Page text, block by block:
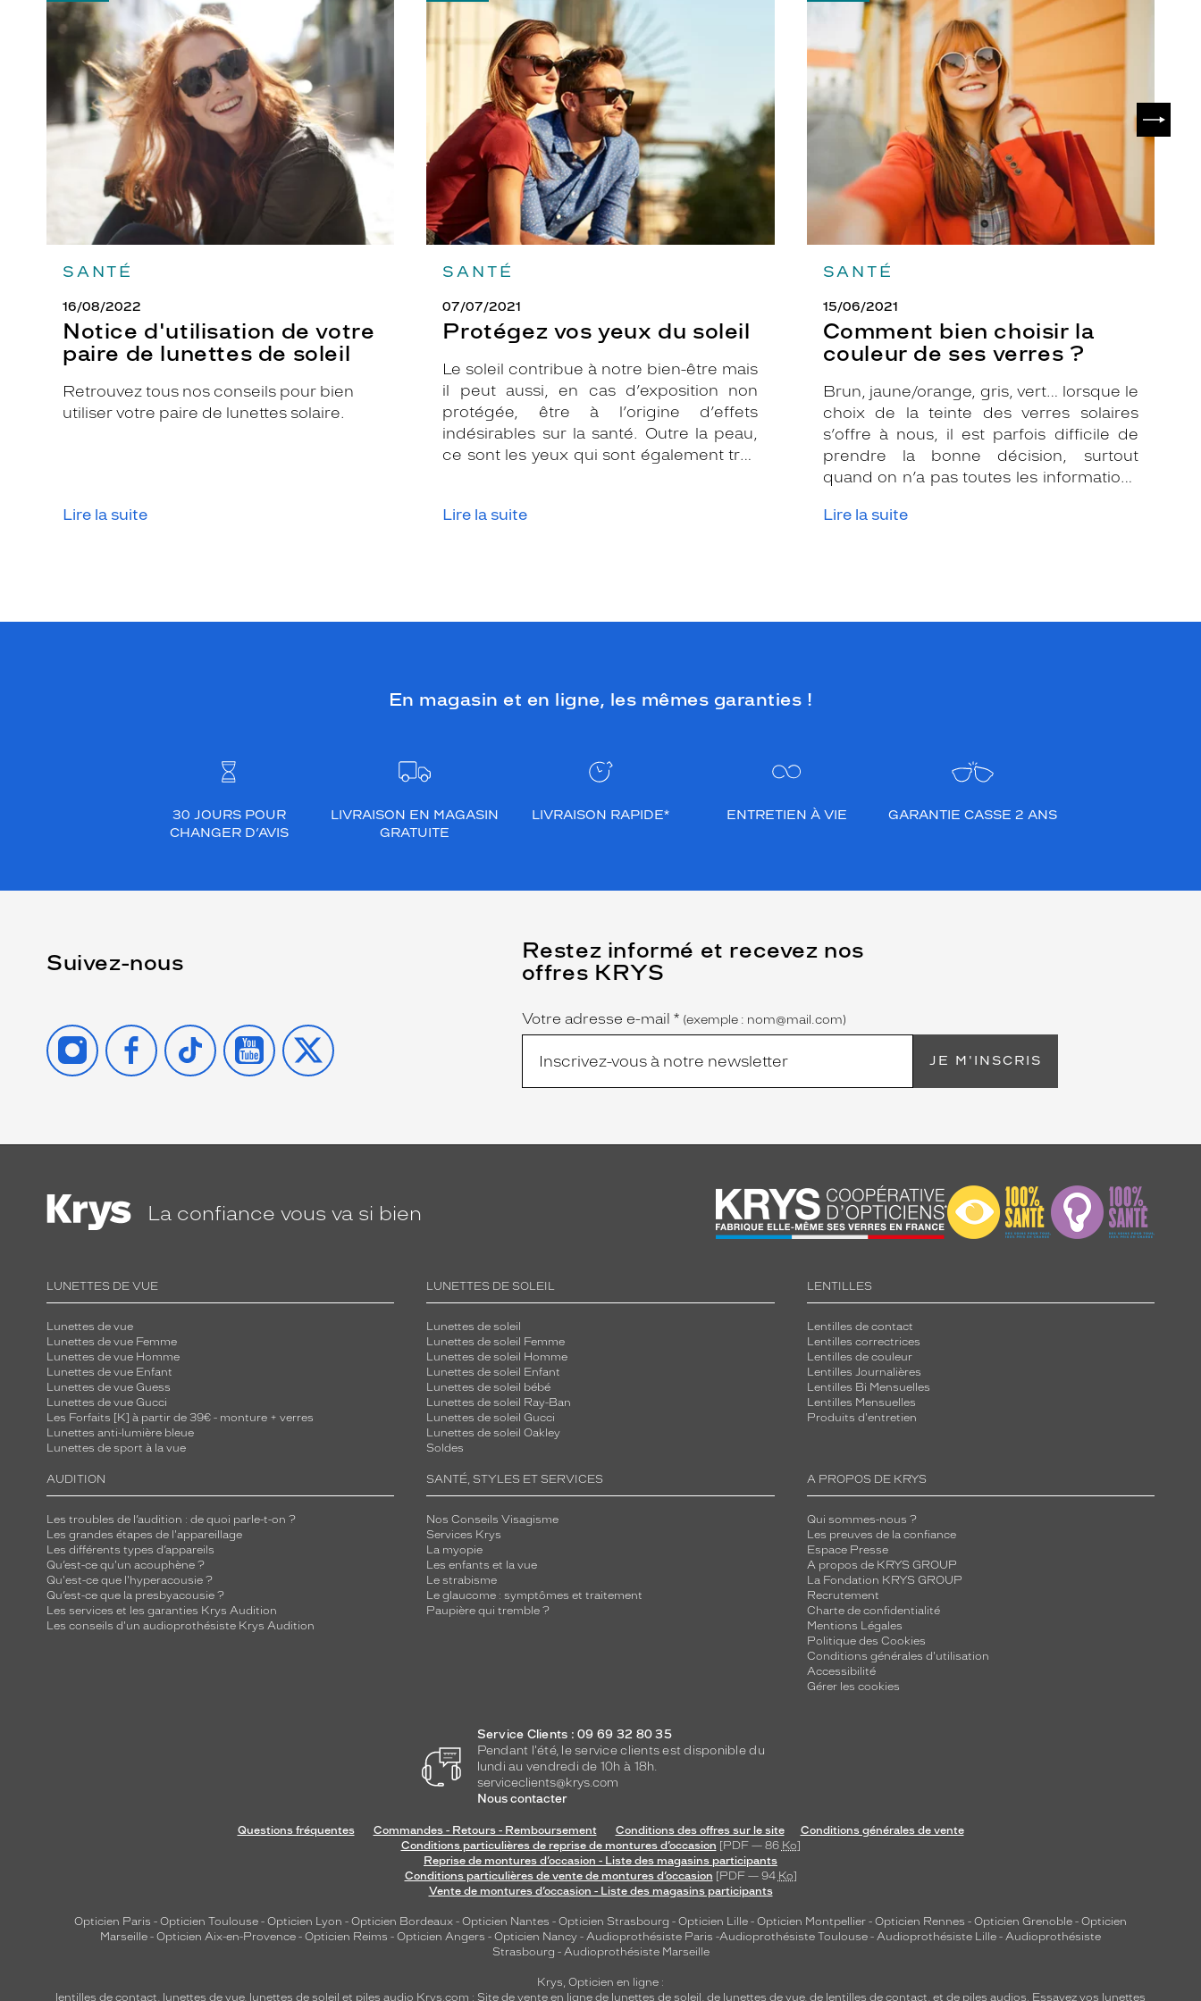
SANTÉ
16/08/2022
Notice d'utilisation de votre
paire de lunettes de soleil
Retrouvez tous nos conseils pour bien
utiliser votre paire de lunettes solaire.
Lire la suite
Notice
d'utilisation
votre
paire
de
lunettes
de
SANTÉ
07/07/2021
Protégez vos yeux du soleil
Le soleil contribue à notre bien-être mais
il peut aussi, en cas d’exposition non
protégée, être à l’origine d’effets
indésirables sur la santé. Outre la peau,
ce sont les yeux qui sont également très
que le temps est couvert, il est donc
Lire la suite
Protégez
vos
yeux
soleil
SANTÉ
15/06/2021
Comment bien choisir la
couleur de ses verres ?
Brun, jaune/orange, gris, vert… lorsque le
choix de la teinte des verres solaires
s’offre à nous, il est parfois difficile de
prendre la bonne décision, surtout
quand on n’a pas toutes les informations
pour vous conseiller et apporter leur
Lire la suite
Comment
choisir
la
couleur
de
verres
En magasin et en ligne, les mêmes garanties !
30 JOURS POUR
CHANGER D’AVIS
LIVRAISON EN MAGASIN
GRATUITE
LIVRAISON RAPIDE* ENTRETIEN À VIE GARANTIE CASSE 2 ANS
Suivez-nous
INSTAGRAMFACEBOOK
TIKTOK YOUTUBE
X
Restez informé et recevez nos
offres KRYS
Name
Votre adresse e-mail *
(Ce
champ
est
obligatoire)
(exemple : nom@mail.com)
JE M'INSCRIS
La confiance vous va si bien
LUNETTES DE VUE
Lunettes de vue
Lunettes de vue Femme
Lunettes de vue Homme
Lunettes de vue Enfant
Lunettes de vue Guess
Lunettes de vue Gucci
Les Forfaits [K] à partir de 39€ - monture + verres
Lunettes anti-lumière bleue
Lunettes de sport à la vue
LUNETTES DE SOLEIL
Lunettes de soleil
Lunettes de soleil Femme
Lunettes de soleil Homme
Lunettes de soleil Enfant
Lunettes de soleil bébé
Lunettes de soleil Ray-Ban
Lunettes de soleil Gucci
Lunettes de soleil Oakley
Soldes
LENTILLES
Lentilles de contact
Lentilles correctrices
Lentilles de couleur
Lentilles Journalières
Lentilles Bi Mensuelles
Lentilles Mensuelles
Produits d'entretien
AUDITION
Les troubles de l’audition : de quoi parle-t-on ?
Les grandes étapes de l'appareillage
Les différents types d’appareils
Qu’est-ce qu'un acouphène ?
Qu'est-ce que l'hyperacousie ?
Qu’est-ce que la presbyacousie ?
Les services et les garanties Krys Audition
Les conseils d'un audioprothésiste Krys Audition
SANTÉ, STYLES ET SERVICES
Nos Conseils Visagisme
Services Krys
La myopie
Les enfants et la vue
Le strabisme
Le glaucome : symptômes et traitement
Paupière qui tremble ?
A PROPOS DE KRYS
Qui sommes-nous ?
Les preuves de la confiance
Espace Presse
A propos de KRYS GROUP
La Fondation KRYS GROUP
Recrutement
Charte de confidentialité
Mentions Légales
Politique des Cookies
Conditions générales d'utilisation
Accessibilité
Gérer les cookies
Service Clients : 09 69 32 80 35
Pendant l'été, le service clients est disponible du
lundi au vendredi de 10h à 18h.
serviceclients@krys.com
Nous contacter
Questions fréquentes Commandes - Retours - Remboursement Conditions des offres sur le site
Conditions générales de vente
Conditions particulières de reprise de montures d’occasion [PDF — 86 Ko]
Reprise de montures d’occasion - Liste des magasins participants
Conditions particulières de vente de montures d’occasion [PDF — 94 Ko]
Vente de montures d’occasion - Liste des magasins participants
Opticien Paris - Opticien Toulouse - Opticien Lyon - Opticien Bordeaux - Opticien Nantes - Opticien Strasbourg - Opticien Lille - Opticien Montpellier - Opticien Rennes - Opticien Grenoble - Opticien
Marseille - Opticien Aix-en-Provence - Opticien Reims - Opticien Angers - Opticien Nancy - Audioprothésiste Paris -Audioprothésiste Toulouse - Audioprothésiste Lille - Audioprothésiste
Strasbourg - Audioprothésiste Marseille
Krys, Opticien en ligne :
lentilles de contact, lunettes de vue, lunettes de soleil et piles audio Krys.com : Site de vente en ligne de lunettes de soleil, de lunettes de vue, de lentilles de contact, et de piles audios. Essayez vos lunettes